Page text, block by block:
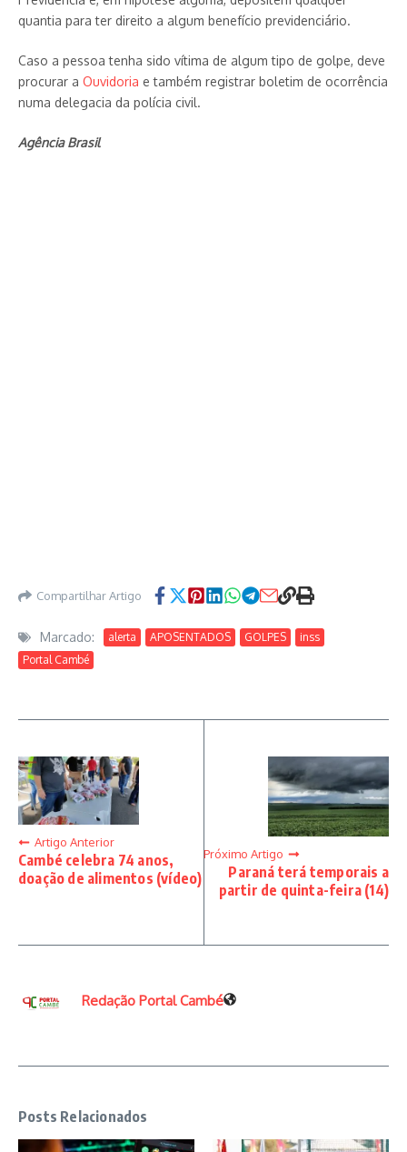
quantia para ter direito a algum benefício previdenciário.
Caso a pessoa tenha sido vítima de algum tipo de golpe, deve
procurar a Ouvidoria e também registrar boletim de ocorrência
numa delegacia da polícia civil.
Agência Brasil
Compartilhar Artigo
Marcado: alerta APOSENTADOS GOLPES
inss
Portal Cambé
Artigo Anterior
Cambé celebra 74 anos,
doação de alimentos (vídeo)
Próximo Artigo
Paraná terá temporais a
partir de quinta-feira (14)
Redação Portal Cambé
Posts Relacionados